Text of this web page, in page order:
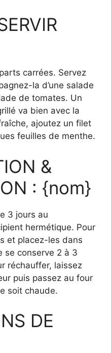
carrées. Servez
la d’une salade
de tomates. Un
va bien avec la
ajoutez un filet
feuilles de menthe.
&
: {nom}
3 jours au
hermétique. Pour
et placez-les dans
se conserve 2 à 3
réchauffer, laissez
puis passez au four
soit chaude.
DE